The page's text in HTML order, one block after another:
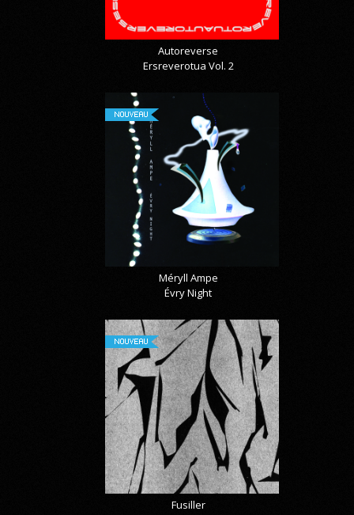
Autoreverse
Ersreverotua Vol. 2
NOUVEAU
Méryll Ampe
Évry Night
NOUVEAU
Fusiller